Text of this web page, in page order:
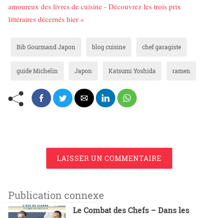
amoureux des livres de cuisine - Découvrez les trois prix
littéraires décernés hier »
Bib Gourmand Japon blog cuisine chef garagiste
guide Michelin Japon Katsumi Yoshida ramen
LAISSER UN COMMENTAIRE
Publication connexe
Le Combat des Chefs – Dans les